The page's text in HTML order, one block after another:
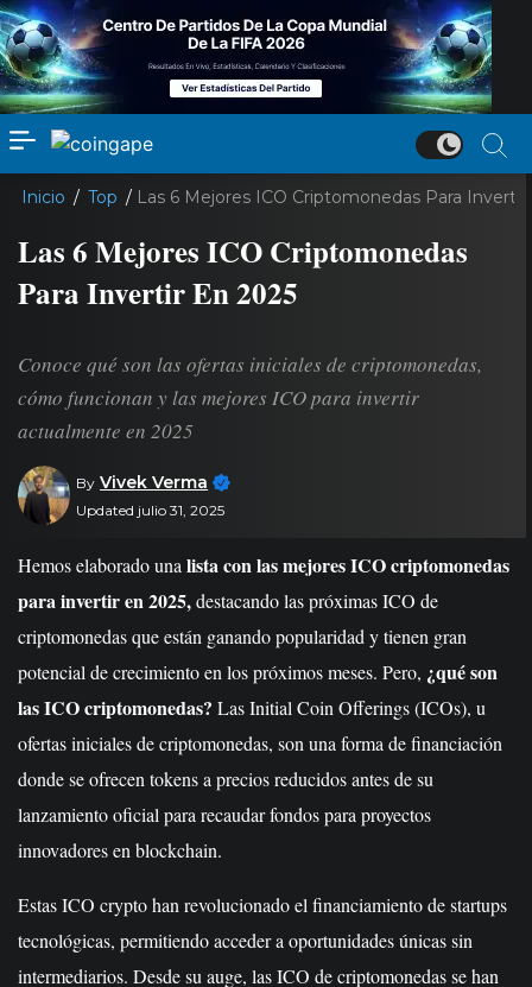
Inicio / Top / Las 6 Mejores ICO Criptomonedas Para Invertir
Las 6 Mejores ICO Criptomonedas
Para Invertir En 2025
Conoce qué son las ofertas iniciales de criptomonedas,
cómo funcionan y las mejores ICO para invertir
actualmente en 2025
By Vivek Verma
Updated julio 31, 2025
Hemos elaborado una lista con las mejores ICO criptomonedas
para invertir en 2025,destacando las próximas ICO de
criptomonedas que están ganando popularidad y tienen gran
potencial de crecimiento en los próximos meses. Pero, ¿qué son
las ICO criptomonedas? Las Initial Coin Offerings (ICOs), u
ofertas iniciales de criptomonedas, son una forma de financiación
donde se ofrecen tokens a precios reducidos antes de su
lanzamiento oficial para recaudar fondos para proyectos
innovadores en blockchain.
Estas ICO crypto han revolucionado el financiamiento de startups
tecnológicas, permitiendo acceder a oportunidades únicas sin
intermediarios. Desde su auge, las ICO de criptomonedas se han